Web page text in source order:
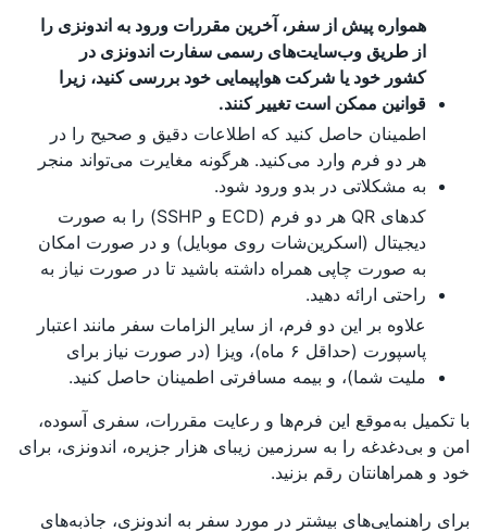
همواره پیش از سفر، آخرین مقررات ورود به اندونزی را
از طریق وب‌سایت‌های رسمی سفارت اندونزی در
کشور خود یا شرکت هواپیمایی خود بررسی کنید، زیرا
قوانین ممکن است تغییر کنند.
اطمینان حاصل کنید که اطلاعات دقیق و صحیح را در
هر دو فرم وارد می‌کنید. هرگونه مغایرت می‌تواند منجر
به مشکلاتی در بدو ورود شود.
کدهای QR هر دو فرم (ECD و SSHP) را به صورت
دیجیتال (اسکرین‌شات روی موبایل) و در صورت امکان
به صورت چاپی همراه داشته باشید تا در صورت نیاز به
راحتی ارائه دهید.
علاوه بر این دو فرم، از سایر الزامات سفر مانند اعتبار
پاسپورت (حداقل ۶ ماه)، ویزا (در صورت نیاز برای
ملیت شما)، و بیمه مسافرتی اطمینان حاصل کنید.
با تکمیل به‌موقع این فرم‌ها و رعایت مقررات، سفری آسوده،
امن و بی‌دغدغه را به سرزمین زیبای هزار جزیره، اندونزی، برای
خود و همراهانتان رقم بزنید.
برای راهنمایی‌های بیشتر در مورد سفر به اندونزی، جاذبه‌های